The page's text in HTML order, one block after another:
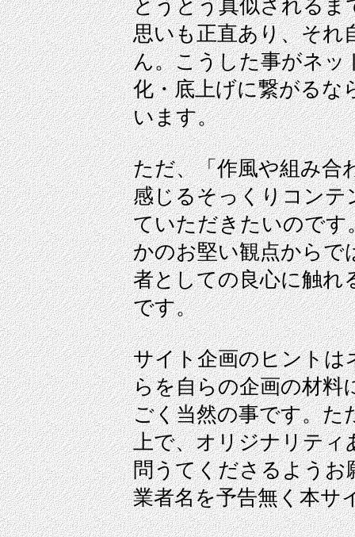
とうとう真似されるま
思いも正直あり、それ
ん。こうした事がネッ
化・底上げに繋がるな
います。
ただ、「作風や組み合
感じるそっくりコンテ
ていただきたいのです
かのお堅い観点からで
者としての良心に触れ
です。
サイト企画のヒントは
らを自らの企画の材料
ごく当然の事です。た
上で、オリジナリティ
問うてくださるようお
業者名を予告無く本サ